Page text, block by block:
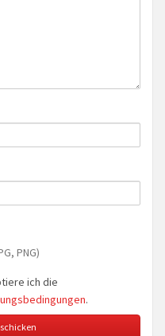
PNG)
ich die
.